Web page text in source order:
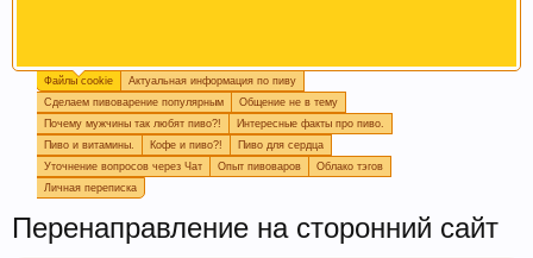
Пишите вподписьили вкалендарь варок
пиво у вас сейчас готовится, так легче дать
четкий ответ или совет.
Файлы cookie
Актуальная информация по пиву
Сделаем пивоварение популярным
Общение не в тему
Почему мужчины так любят пиво?!
Интересные факты про пиво.
Пиво и витамины.
Кофе и пиво?!
Пиво для сердца
Уточнение вопросов через Чат
Опыт пивоваров
Облако тэгов
Личная переписка
Перенаправление на сторонний сайт